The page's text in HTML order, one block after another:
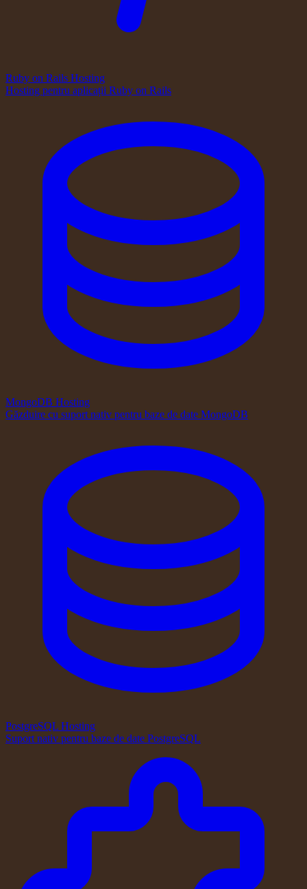
Ruby on Rails Hosting
Hosting pentru aplicații Ruby on Rails
MongoDB Hosting
Găzduire cu suport nativ pentru baze de date MongoDB
PostgreSQL Hosting
Suport nativ pentru baze de date PostgreSQL